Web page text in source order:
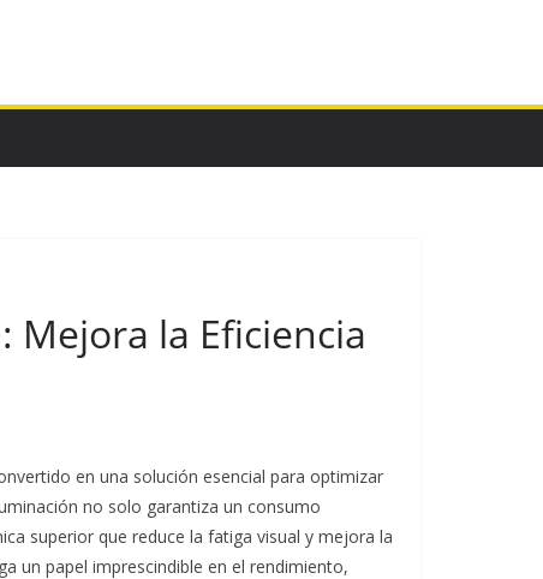
Mejora la Eficiencia
en una solución esencial para optimizar
no solo garantiza un consumo
superior que reduce la fatiga visual y mejora la
un papel imprescindible en el rendimiento,